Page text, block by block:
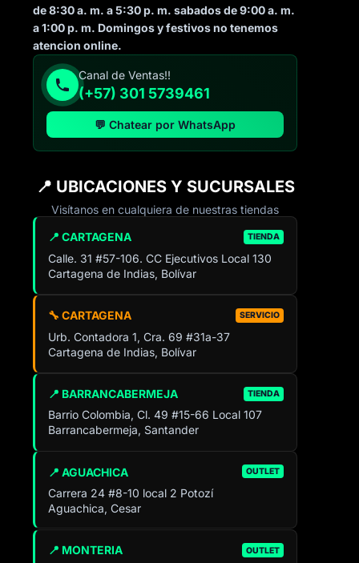
de 8:30 a. m. a 5:30 p. m. sabados de 9:00 a. m.
a 1:00 p. m. Domingos y festivos no tenemos
atencion online.
Canal de Ventas!!
(+57) 301 5739461
💬 Chatear por WhatsApp
📍 UBICACIONES Y SUCURSALES
Visítanos en cualquiera de nuestras tiendas
📍 CARTAGENA TIENDA
Calle. 31 #57-106. CC Ejecutivos Local 130
Cartagena de Indias, Bolívar
🔧 CARTAGENA SERVICIO
Urb. Contadora 1, Cra. 69 #31a-37
Cartagena de Indias, Bolívar
📍 BARRANCABERMEJA TIENDA
Barrio Colombia, Cl. 49 #15-66 Local 107
Barrancabermeja, Santander
📍 AGUACHICA OUTLET
Carrera 24 #8-10 local 2 Potozí
Aguachica, Cesar
📍 MONTERIA OUTLET